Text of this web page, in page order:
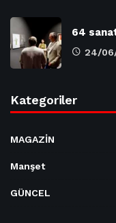
64
24/
Kategoriler
MAGAZİN
Manşet
GÜNCEL